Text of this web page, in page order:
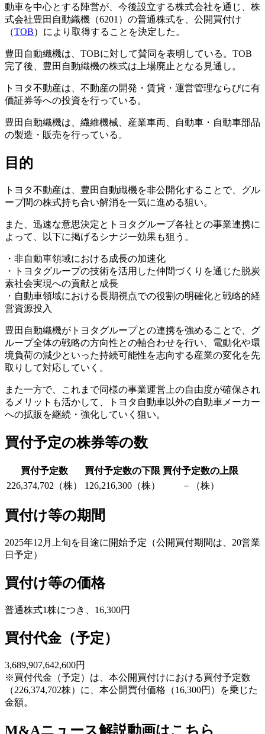
動車を中心とする陣営が、今後設立する株式会社を通じ、株
式会社豊田自動織機（6201）の普通株式を、公開買付け
（TOB）により取得することを決定した。
豊田自動織機は、TOBに対して賛同を表明している。TOB
完了後、豊田自動織機の株式は上場廃止となる見通し。
トヨタ不動産は、不動産の開発・賃貸・運営管理ならびに有
価証券等への投資を行っている。
豊田自動織機は、繊維機械、産業車両、自動車・自動車部品
の製造・販売を行っている。
目的
トヨタ不動産は、豊田自動織機を非公開化することで、グル
ープ間の株式持ち合い解消を一気に進める狙い。
また、迅速な意思決定とトヨタグループ各社との事業連携に
よって、以下に掲げるシナジー効果も狙う。
・非自動車領域における成長の加速化
・トヨタグループの技術を活用した仲間づくりを通じた脱炭
素社会実現への貢献と成長
・自動車領域における長期視点での役割の明確化と戦略的経
営資源投入
豊田自動織機がトヨタグループとの連携を強めることで、グ
ループ全体の戦略の方向性との軸合わせを行い、電動化や環
境負荷の減少といった持続可能性を志向する産業の変化を先
取りして対応していく。
また一方で、これまで同様の事業運営上の自由度が確保され
るメリットも活かして、トヨタ自動車以外の自動車メーカー
への拡販を継続・強化していく狙い。
買付予定の株券等の数
買付予定数 買付予定数の下限 買付予定数の上限
226,374,702（株）
126,216,300（株） －（株）
買付け等の期間
2025年12月上旬を目途に開始予定（公開買付期間は、20営業
日予定）
買付け等の価格
普通株式1株につき、16,300円
買付代金（予定）
3,689,907,642,600円
※買付代金（予定）は、本公開買付けにおける買付予定数
（226,374,702株）に、本公開買付価格（16,300円）を乗じた
金額。
M&Aニュース解説動画はこちら